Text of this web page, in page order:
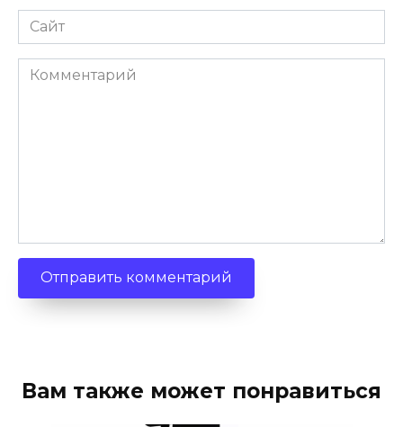
Сайт
Комментарий
Вам также может понравиться